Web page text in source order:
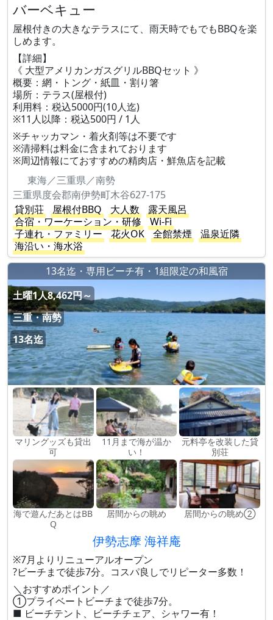
バーベキュー
屋根付きの大きなテラスにて、雨天時でもでもBBQを楽
しめます。
【詳細】
《 大型アメリカンガスグリルBBQセット 》
概要：網・トング・紙皿・割り箸
場所：テラス(屋根付)
利用料：税込5000円(10人迄)
※11人以降：税込500円 / 1人
※チャッカマン・着火剤等は不要です
※清掃料は料金に含まれております
※周辺情報にておすすめの精肉店・鮮魚店を記載
東海／三重県／南勢
三重県度会郡南伊勢町木谷627-175
貸別荘
屋根付BBQ 大人数
露天風呂
合宿・ワーケーション・研修
Wi-Fi
子連れ・ファミリー
花火OK 全館禁煙
温泉近隣
海沿い・海水浴
13名迄・専用ビーチ有・1組限定の和風宿
土曜1人8,462円～
三重・南勢
13名迄
マリングッズも貸出
可
11月まで海が温か
い！
元料亭を改装した貸
別荘
海で遊んだあとはBB
Q
居間からの眺め 居間からの眺め②
伊勢志摩 海祥庵
※7月よりリニューアルオープン
?️ビーチまで徒歩7分。コスパ良しでリピーター多数！
＼おすすめポイント／
①プライベートビーチまで徒歩7分。
■ ビーチテント、ビーチチェア、シャワー有！